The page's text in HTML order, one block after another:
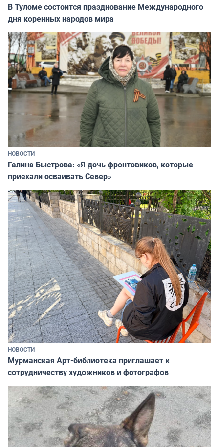
В Туломе состоится празднование Международного
дня коренных народов мира
НОВОСТИ
Галина Быстрова: «Я дочь фронтовиков, которые
приехали осваивать Север»
НОВОСТИ
Мурманская Арт-библиотека приглашает к
сотрудничеству художников и фотографов